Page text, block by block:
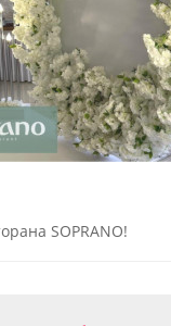
SOPRANO!